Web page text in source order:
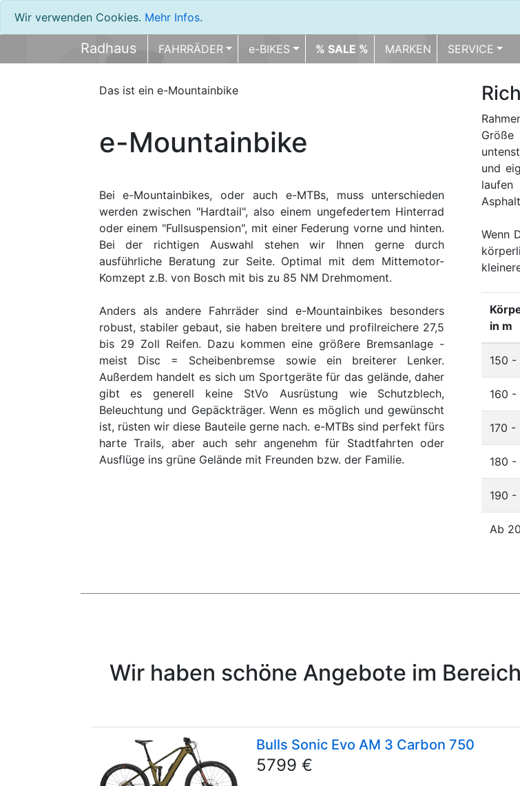
Wir verwenden Cookies. Mehr Infos.
Radhaus FAHRRÄDER e-BIKES % SALE % MARKEN SERVICE
Das ist ein e-Mountainbike
e-Mountainbike
Bei e-Mountainbikes, oder auch e-MTBs, muss unterschieden
werden zwischen "Hardtail", also einem ungefedertem Hinterrad
oder einem "Fullsuspension", mit einer Federung vorne und hinten.
Bei der richtigen Auswahl stehen wir Ihnen gerne durch
ausführliche Beratung zur Seite. Optimal mit dem Mittemotor-
Komzept z.B. von Bosch mit bis zu 85 NM Drehmoment.
Anders als andere Fahrräder sind e-Mountainbikes besonders
robust, stabiler gebaut, sie haben breitere und profilreichere 27,5
bis 29 Zoll Reifen. Dazu kommen eine größere Bremsanlage -
meist Disc = Scheibenbremse sowie ein breiterer Lenker.
Außerdem handelt es sich um Sportgeräte für das gelände, daher
gibt es generell keine StVo Ausrüstung wie Schutzblech,
Beleuchtung und Gepäckträger. Wenn es möglich und gewünscht
ist, rüsten wir diese Bauteile gerne nach. e-MTBs sind perfekt fürs
harte Trails, aber auch sehr angenehm für Stadtfahrten oder
Ausflüge ins grüne Gelände mit Freunden bzw. der Familie.
und
Wenn
in m
150 -
160 -
170 -
180 -
190
Ab
Wir haben schöne Angebote im
Bulls Sonic Evo AM 3 Carbon 750
5799 €